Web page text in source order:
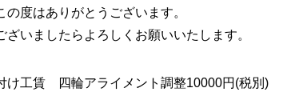
の度はありがとうございます。
ざいましたらよろしくお願いいたします。
け工賃 四輪アライメント調整10000円(税別)